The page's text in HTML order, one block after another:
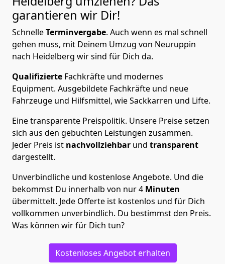
garantieren wir Dir!
SchnelleTerminvergabe. Auch wenn es mal schnell
gehen muss, mit Deinem Umzug von Neuruppin
nach Heidelberg wir sind für Dich da.
Qualifizierte Fachkräfte und modernes
Equipment. Ausgebildete Fachkräfte und neue
Fahrzeuge und Hilfsmittel, wie Sackkarren und Lifte.
Eine transparente Preispolitik. Unsere Preise setzen
sich aus den gebuchten Leistungen zusammen.
Jeder Preis ist nachvollziehbar und transparent
dargestellt.
Unverbindliche und kostenlose Angebote. Und die
bekommst Du innerhalb von nur4 Minuten
übermittelt. Jede Offerte ist kostenlos und für Dich
vollkommen unverbindlich. Du bestimmst den Preis.
Was können wir für Dich tun?
Kostenloses Angebot erhalten